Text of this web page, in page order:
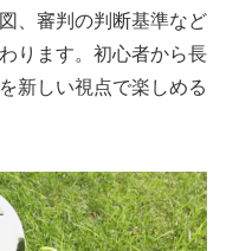
、審判の判断基準など
ります。初心者から長
新しい視点で楽しめる